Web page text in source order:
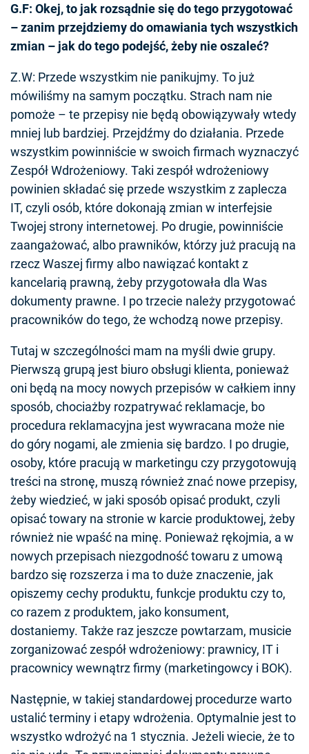
G.F: Okej, to jak rozsądnie się do tego przygotować
– zanim przejdziemy do omawiania tych wszystkich
zmian – jak do tego podejść, żeby nie oszaleć?
Z.W: Przede wszystkim nie panikujmy. To już
mówiliśmy na samym początku. Strach nam nie
pomoże – te przepisy nie będą obowiązywały wtedy
mniej lub bardziej. Przejdźmy do działania. Przede
wszystkim powinniście w swoich firmach wyznaczyć
Zespół Wdrożeniowy. Taki zespół wdrożeniowy
powinien składać się przede wszystkim z zaplecza
IT, czyli osób, które dokonają zmian w interfejsie
Twojej strony internetowej. Po drugie, powinniście
zaangażować, albo prawników, którzy już pracują na
rzecz Waszej firmy albo nawiązać kontakt z
kancelarią prawną, żeby przygotowała dla Was
dokumenty prawne. I po trzecie należy przygotować
pracowników do tego, że wchodzą nowe przepisy.
Tutaj w szczególności mam na myśli dwie grupy.
Pierwszą grupą jest biuro obsługi klienta, ponieważ
oni będą na mocy nowych przepisów w całkiem inny
sposób, chociażby rozpatrywać reklamacje, bo
procedura reklamacyjna jest wywracana może nie
do góry nogami, ale zmienia się bardzo. I po drugie,
osoby, które pracują w marketingu czy przygotowują
treści na stronę, muszą również znać nowe przepisy,
żeby wiedzieć, w jaki sposób opisać produkt, czyli
opisać towary na stronie w karcie produktowej, żeby
również nie wpaść na minę. Ponieważ rękojmia, a w
nowych przepisach niezgodność towaru z umową
bardzo się rozszerza i ma to duże znaczenie, jak
opiszemy cechy produktu, funkcje produktu czy to,
co razem z produktem, jako konsument,
dostaniemy. Także raz jeszcze powtarzam, musicie
zorganizować zespół wdrożeniowy: prawnicy, IT i
pracownicy wewnątrz firmy (marketingowcy i BOK).
Następnie, w takiej standardowej procedurze warto
ustalić terminy i etapy wdrożenia. Optymalnie jest to
wszystko wdrożyć na 1 stycznia. Jeżeli wiecie, że to